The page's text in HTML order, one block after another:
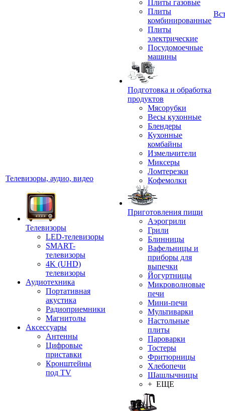
Телевизоры, аудио, видео
Телевизоры
LED-телевизоры
SMART-
телевизоры
4K (UHD)
телевизоры
Аудиотехника
Портативная
акустика
Радиоприемники
Магнитолы
Аксессуары
Антенны
Цифровые
приставки
Кронштейны
под TV
Плиты газовые
Плиты
комбинированные
Плиты
электрические
Посудомоечные
машины
Подготовка и обработка
продуктов
Мясорубки
Весы кухонные
Блендеры
Кухонные
комбайны
Измельчители
Миксеры
Ломтерезки
Кофемолки
Приготовления пищи
Аэрогрили
Грили
Блинницы
Вафельницы и
приборы для
выпечки
Йогуртницы
Микроволновые
печи
Мини-печи
Мультиварки
Настольные
плиты
Пароварки
Тостеры
Фритюрницы
Хлебопечи
Шашлычницы
+ ЕЩЕ